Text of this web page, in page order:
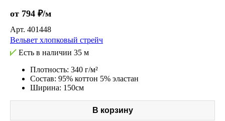
от 794 ₽/м
Арт. 401448
Вельвет хлопковый стрейч
Есть в наличии 35 м
Плотность: 340 г/м²
Состав: 95% коттон 5% эластан
Ширина: 150см
В корзину